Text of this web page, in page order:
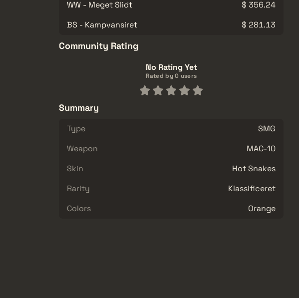
WW - Meget Slidt
$ 356.24
BS - Kampvansiret
$ 281.13
Community Rating
No Rating Yet
Rated by 0 users
Summary
Type
SMG
Weapon
MAC-10
Skin
Hot Snakes
Rarity
Klassificeret
Colors
Orange